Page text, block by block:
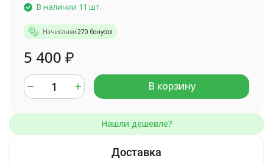
В наличии 11 шт.
Начислим+270 бонусов
5 400 ₽
В корзину